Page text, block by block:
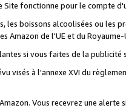
Site fonctionne pour le compte
les boissons alcoolisées ou les
Amazon de l'UE et du Royaume-
si vous faites de la publicité
visés à l'annexe XVI du
Vous recevrez une alerte